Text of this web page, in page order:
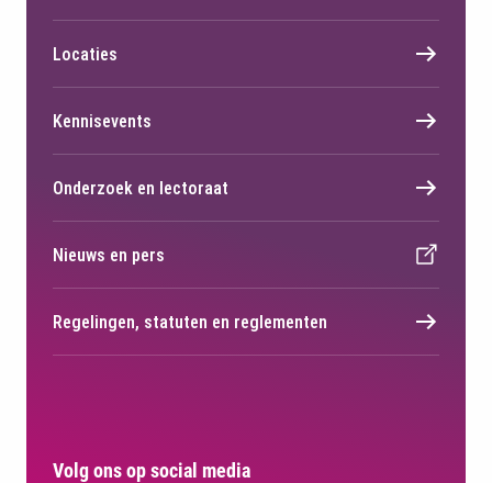
Volg ons op social media
Locaties
Kennisevents
Onderzoek en lectoraat
Nieuws en pers
Regelingen, statuten en reglementen